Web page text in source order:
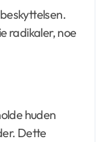
radikaler, noe
huden
Dette